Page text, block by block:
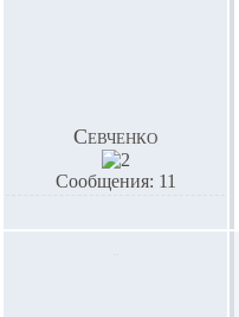
Севченко
Сообщения: 11